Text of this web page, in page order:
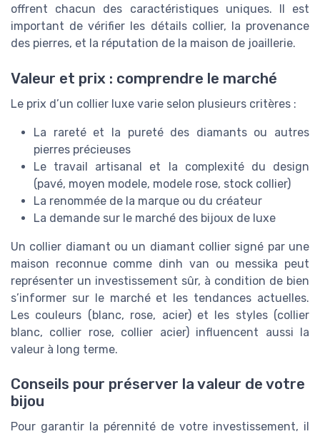
offrent chacun des caractéristiques uniques. Il est
important de vérifier les détails collier, la provenance
des pierres, et la réputation de la maison de joaillerie.
Valeur et prix : comprendre le marché
Le prix d’un collier luxe varie selon plusieurs critères :
La rareté et la pureté des diamants ou autres
pierres précieuses
Le travail artisanal et la complexité du design
(pavé, moyen modele, modele rose, stock collier)
La renommée de la marque ou du créateur
La demande sur le marché des bijoux de luxe
Un collier diamant ou un diamant collier signé par une
maison reconnue comme dinh van ou messika peut
représenter un investissement sûr, à condition de bien
s’informer sur le marché et les tendances actuelles.
Les couleurs (blanc, rose, acier) et les styles (collier
blanc, collier rose, collier acier) influencent aussi la
valeur à long terme.
Conseils pour préserver la valeur de votre
bijou
Pour garantir la pérennité de votre investissement, il